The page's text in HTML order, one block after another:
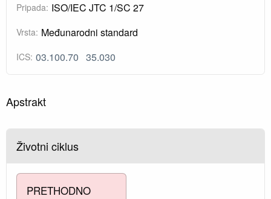
Pripada: ISO/IEC JTC 1/SC 27
Vrsta: Međunarodni standard
ICS: 03.100.70 35.030
Apstrakt
Životni ciklus
PRETHODNO